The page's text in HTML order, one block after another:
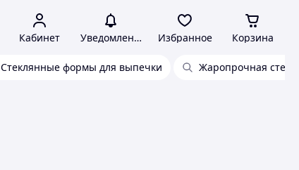
Кабинет Уведомления Избранное Корзина
Стеклянные формы для выпечки Жаропрочная